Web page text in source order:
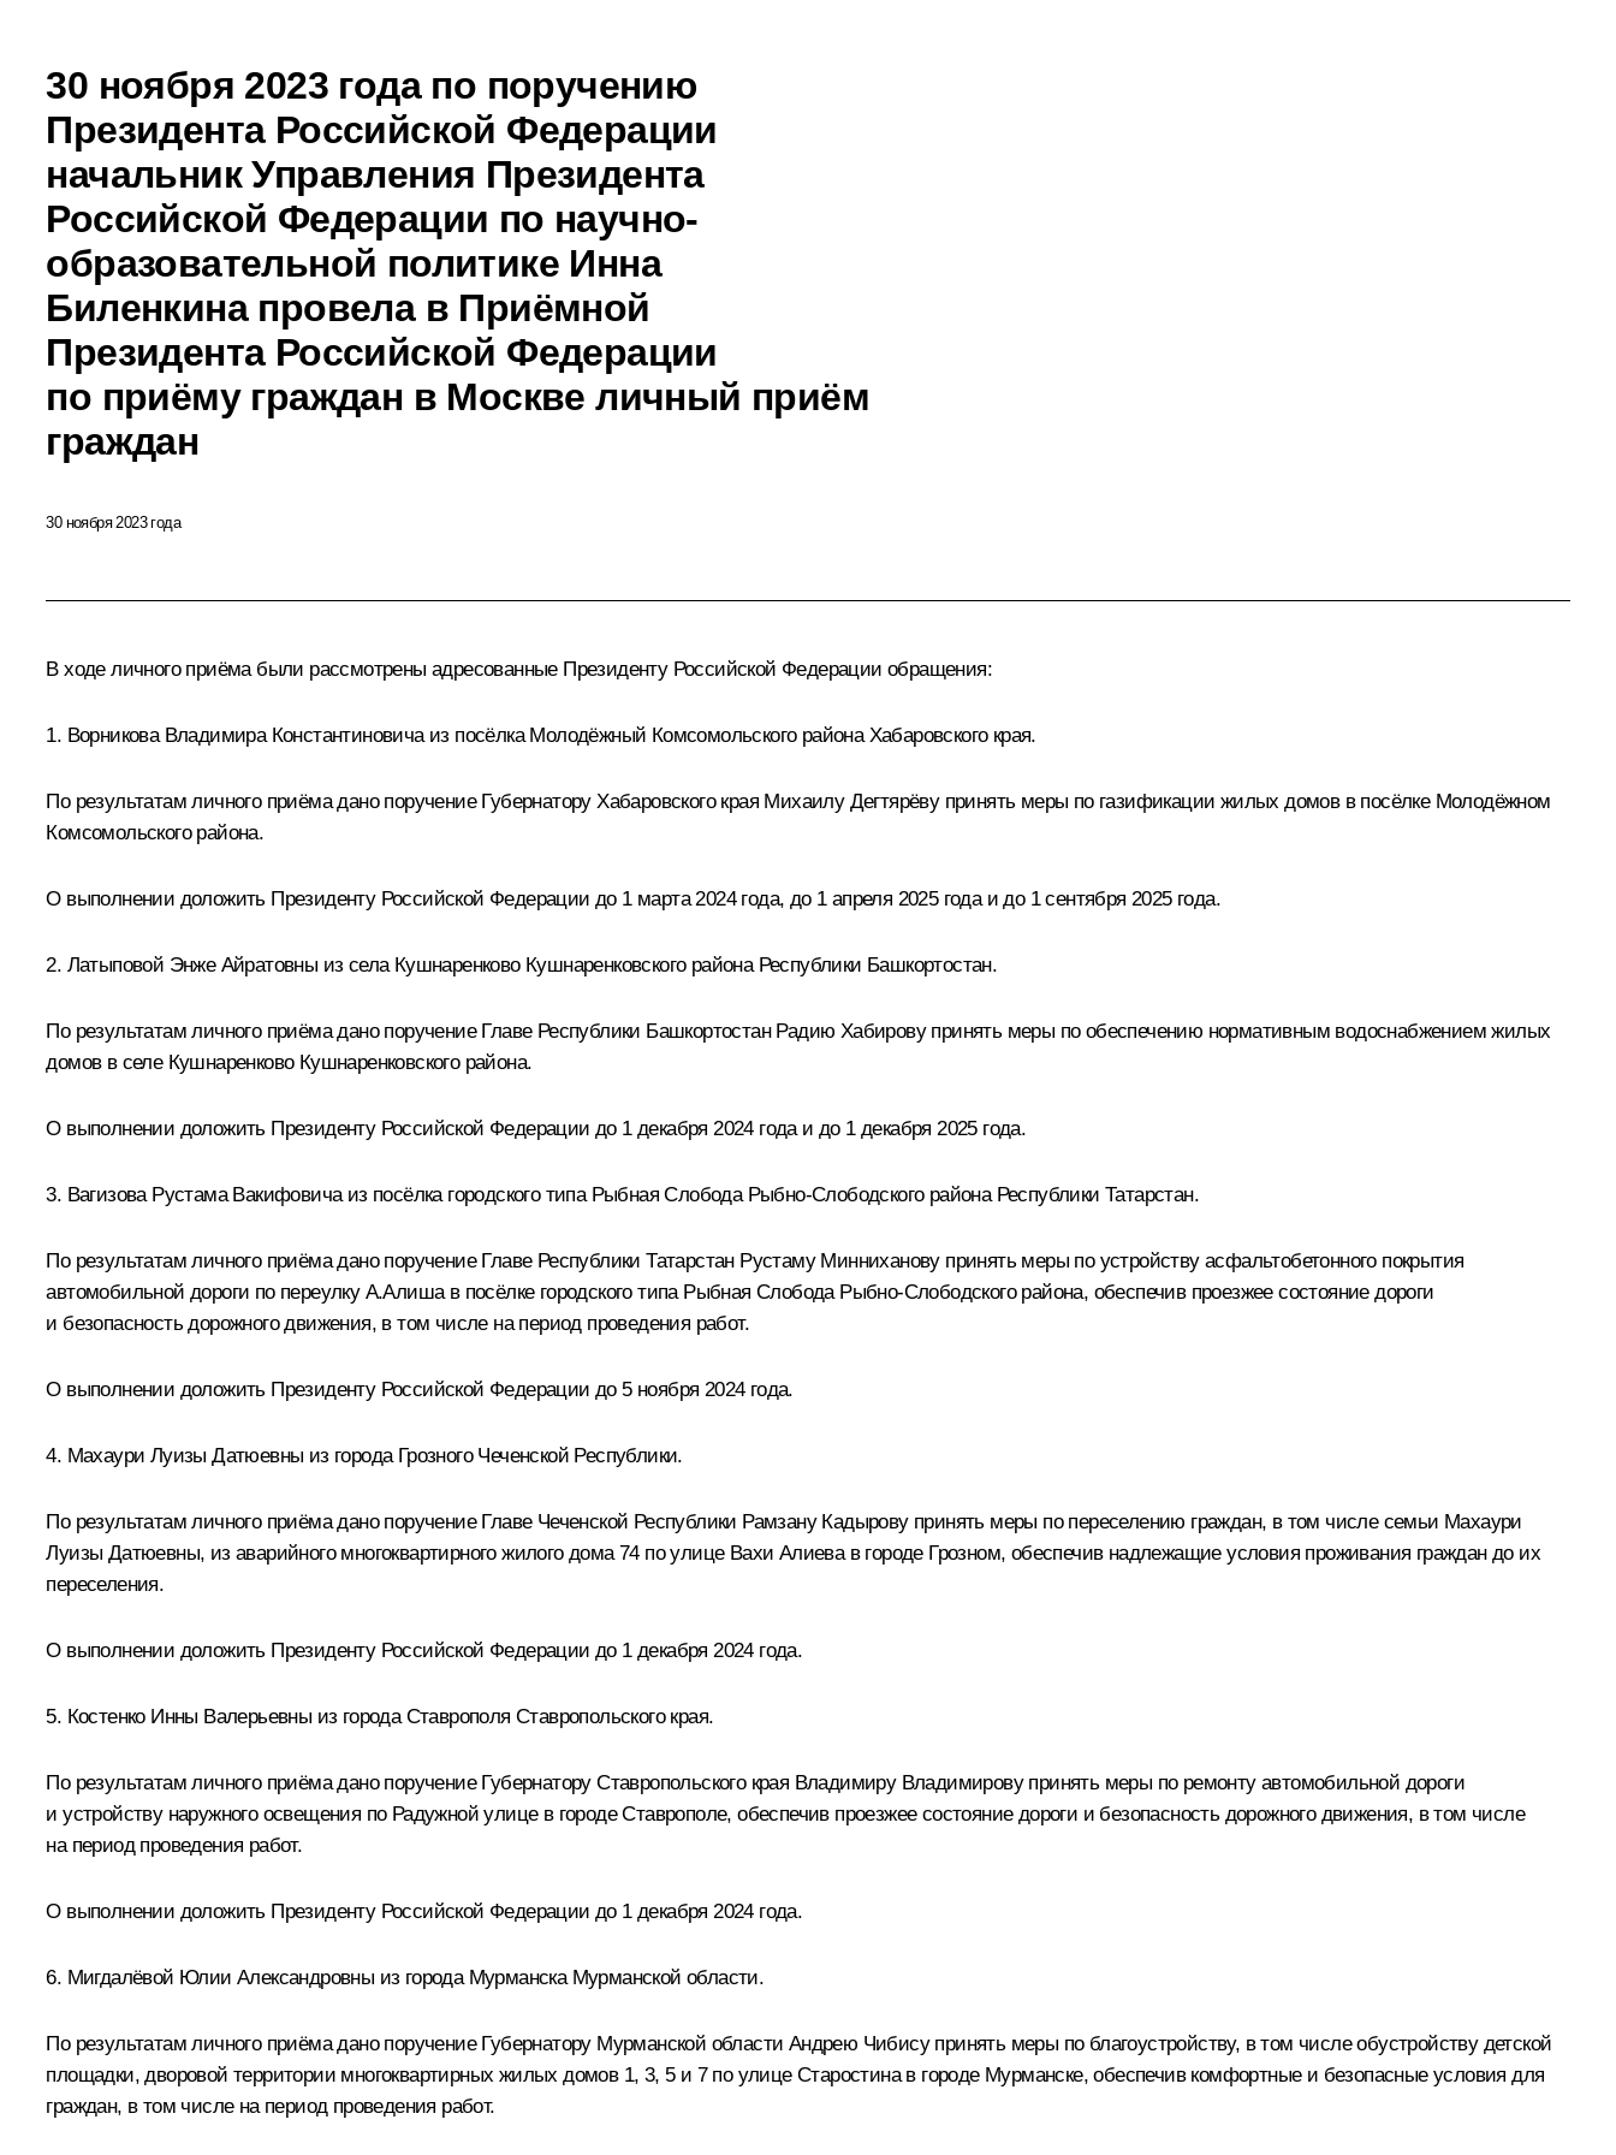
30 ноября 2023 года по поручению
Президента Российской Федерации
начальник Управления Президента
Российской Федерации по научно-
образовательной политике Инна
Биленкина провела в Приёмной
Президента Российской Федерации
по приёму граждан в Москве личный приём
граждан
30 ноября 2023 года
В ходе личного приёма были рассмотрены адресованные Президенту Российской Федерации обращения:
1. Ворникова Владимира Константиновича из посёлка Молодёжный Комсомольского района Хабаровского края.
По результатам личного приёма дано поручение Губернатору Хабаровского края Михаилу Дегтярёву принять меры по газификации жилых домов в посёлке Молодёжном
Комсомольского района.
О выполнении доложить Президенту Российской Федерации до 1 марта 2024 года, до 1 апреля 2025 года и до 1 сентября 2025 года.
2. Латыповой Энже Айратовны из села Кушнаренково Кушнаренковского района Республики Башкортостан.
По результатам личного приёма дано поручение Главе Республики Башкортостан Радию Хабирову принять меры по обеспечению нормативным водоснабжением жилых
домов в селе Кушнаренково Кушнаренковского района.
О выполнении доложить Президенту Российской Федерации до 1 декабря 2024 года и до 1 декабря 2025 года.
3. Вагизова Рустама Вакифовича из посёлка городского типа Рыбная Слобода Рыбно-Слободского района Республики Татарстан.
По результатам личного приёма дано поручение Главе Республики Татарстан Рустаму Минниханову принять меры по устройству асфальтобетонного покрытия
автомобильной дороги по переулку А.Алиша в посёлке городского типа Рыбная Слобода Рыбно-Слободского района, обеспечив проезжее состояние дороги
и безопасность дорожного движения, в том числе на период проведения работ.
О выполнении доложить Президенту Российской Федерации до 5 ноября 2024 года.
4. Махаури Луизы Датюевны из города Грозного Чеченской Республики.
По результатам личного приёма дано поручение Главе Чеченской Республики Рамзану Кадырову принять меры по переселению граждан, в том числе семьи Махаури
Луизы Датюевны, из аварийного многоквартирного жилого дома 74 по улице Вахи Алиева в городе Грозном, обеспечив надлежащие условия проживания граждан до их
переселения.
О выполнении доложить Президенту Российской Федерации до 1 декабря 2024 года.
5. Костенко Инны Валерьевны из города Ставрополя Ставропольского края.
По результатам личного приёма дано поручение Губернатору Ставропольского края Владимиру Владимирову принять меры по ремонту автомобильной дороги
и устройству наружного освещения по Радужной улице в городе Ставрополе, обеспечив проезжее состояние дороги и безопасность дорожного движения, в том числе
на период проведения работ.
О выполнении доложить Президенту Российской Федерации до 1 декабря 2024 года.
6. Мигдалёвой Юлии Александровны из города Мурманска Мурманской области.
По результатам личного приёма дано поручение Губернатору Мурманской области Андрею Чибису принять меры по благоустройству, в том числе обустройству детской
площадки, дворовой территории многоквартирных жилых домов 1, 3, 5 и 7 по улице Старостина в городе Мурманске, обеспечив комфортные и безопасные условия для
граждан, в том числе на период проведения работ.